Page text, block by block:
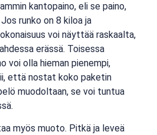
kantopaino, eli se paino,
runko on 8 kiloa ja
voi näyttää raskaalta,
erässä. Toisessa
voi olla hieman pienempi,
että nostat koko paketin
muodoltaan, se voi tuntua
myös muoto. Pitkä ja leveä